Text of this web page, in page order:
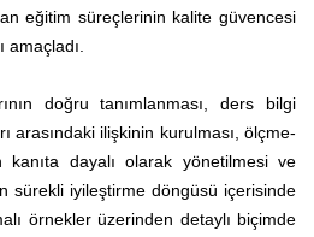
eğitim süreçlerinin kalite güvencesi
amaçladı.
doğru tanımlanması, ders bilgi
arasındaki ilişkinin kurulması, ölçme-
kanıta dayalı olarak yönetilmesi ve
sürekli iyileştirme döngüsü içerisinde
örnekler üzerinden detaylı biçimde